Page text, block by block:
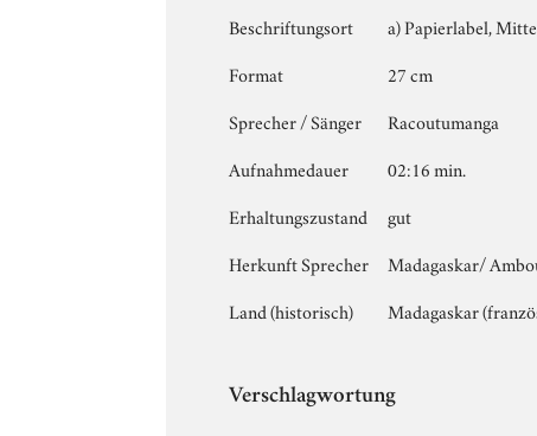
Beschriftungsort
a) Papierlabel,
Format
27 cm
Sprecher / Sänger
Racoutumanga
Aufnahmedauer
02:16 min.
Erhaltungszustand
gut
Herkunft Sprecher
Madagaskar/
Land (historisch)
Madagaskar
Verschlagwortung